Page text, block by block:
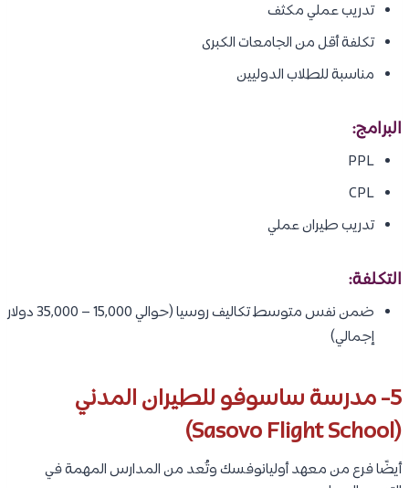
تدريب عملي مكثف
تكلفة أقل من الجامعات الكبرى
مناسبة للطلاب الدوليين
البرامج:
PPL
CPL
تدريب طيران عملي
التكلفة:
ضمن نفس متوسط تكاليف روسيا (حوالي 15,000 – 35,000 دولار
إجمالي)
5- مدرسة ساسوفو للطيران المدني
(Sasovo Flight School)
أيضًا فرع من معهد أوليانوفسك وتُعد من المدارس المهمة في